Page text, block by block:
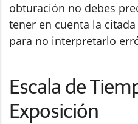
obturación no debes
tener en cuenta la
para no interpretarlo
Escala de
Exposición